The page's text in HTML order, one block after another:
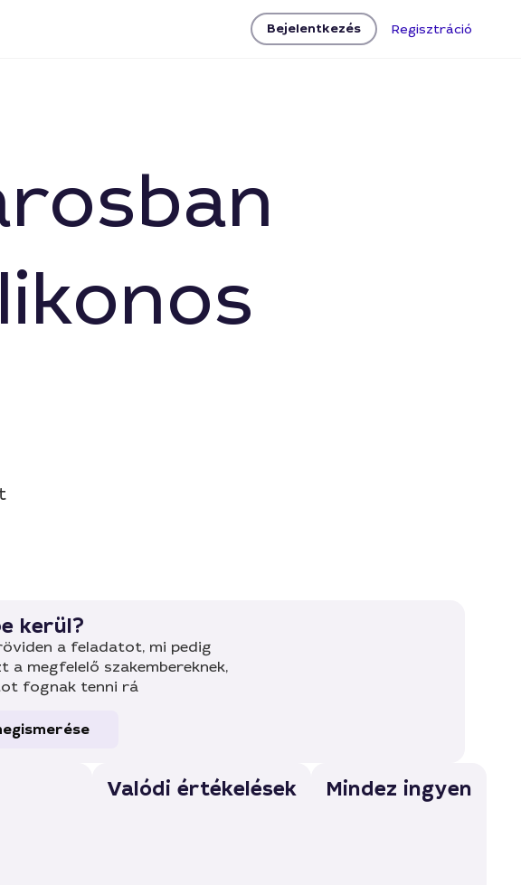
Bejelentkezés Regisztráció
kerül?
a feladatot, mi pedig
a megfelelő szakembereknek,
fognak tenni rá
Valódi értékelések Mindez ingyen